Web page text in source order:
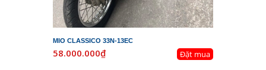
MIO CLASSICO 33N-13EC
58.000.000₫ Đặt mua